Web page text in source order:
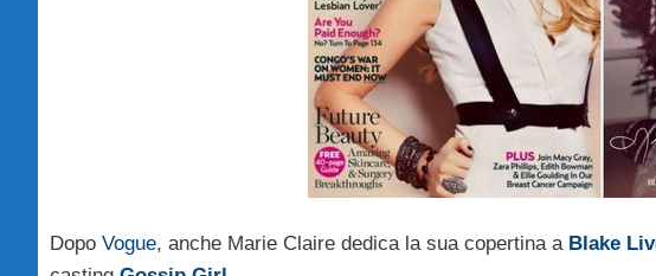
Dopo Vogue, anche Marie Claire dedica la sua copertina a Blake